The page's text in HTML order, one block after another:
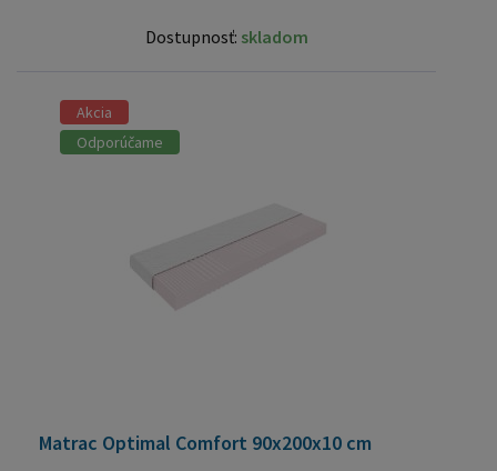
Dostupnosť: skladom
Akcia
Odporúčame
Matrac Optimal Comfort 90x200x10 cm